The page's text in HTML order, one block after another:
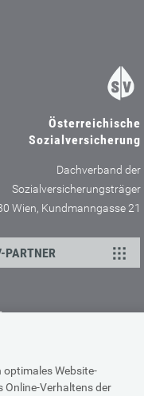
optimales Website-
Online-Verhaltens der
Österreichische
Sozialversicherung
Dachverband der
Sozialversicherungsträger
Wien, Kundmanngasse 21
PARTNER
Info & Sicherheit
Suche